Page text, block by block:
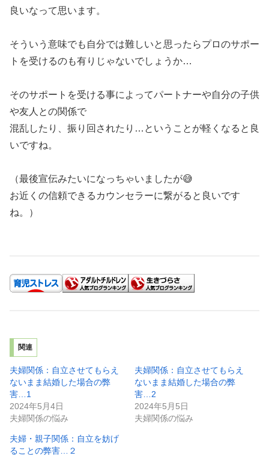
良いなって思います。
そういう意味でも自分では難しいと思ったらプロのサポー
トを受けるのも有りじゃないでしょうか…
そのサポートを受ける事によってパートナーや自分の子供
や友人との関係で
混乱したり、振り回されたり…ということが軽くなると良
いですね。
（最後宣伝みたいになっちゃいましたが😅
お近くの信頼できるカウンセラーに繋がると良いです
ね。）
関連
夫婦関係：自立させてもらえ
ないまま結婚した場合の弊
害…1
2024年5月4日
夫婦関係の悩み
夫婦関係：自立させてもらえ
ないまま結婚した場合の弊
害…2
2024年5月5日
夫婦関係の悩み
夫婦・親子関係：自立を妨げ
ることの弊害…２